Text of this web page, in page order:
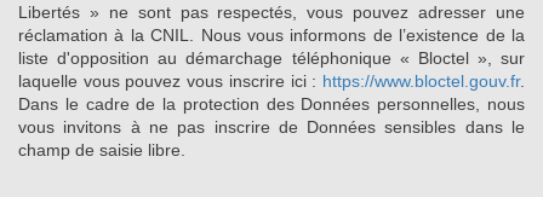
Libertés » ne sont pas respectés, vous pouvez adresser une
réclamation à la CNIL. Nous vous informons de l’existence de la
liste d'opposition au démarchage téléphonique « Bloctel », sur
laquelle vous pouvez vous inscrire ici : https://www.bloctel.gouv.fr.
Dans le cadre de la protection des Données personnelles, nous
vous invitons à ne pas inscrire de Données sensibles dans le
champ de saisie libre.